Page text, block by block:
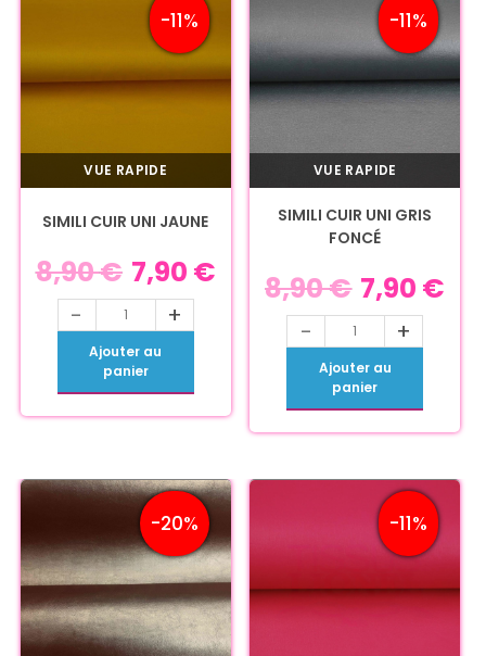
-11%
VUE RAPIDE
SIMILI CUIR UNI JAUNE
8,90€ 7,90 €
- +
Ajouter au
panier
-11%
VUE RAPIDE
SIMILI CUIR UNI GRIS
FONCÉ
8,90€ 7,90 €
- +
Ajouter au
panier
-20% -11%